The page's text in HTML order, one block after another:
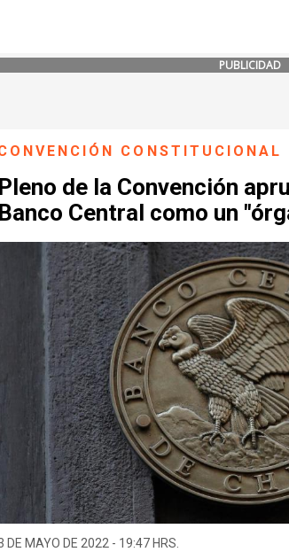
PUBLICIDAD
CONSTITUCIONAL
Pleno de la Convención
Banco Central como un
DE MAYO DE 2022 - 19:47 HRS.